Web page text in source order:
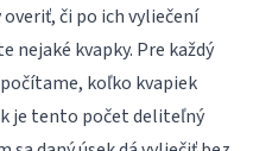
či po ich vyliečení
nejaké kvapky. Pre každý
koľko kvapiek
je tento počet deliteľný